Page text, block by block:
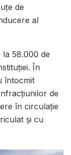
de
al
la 58.000 de
În
întocmit
de
în circulație
și cu